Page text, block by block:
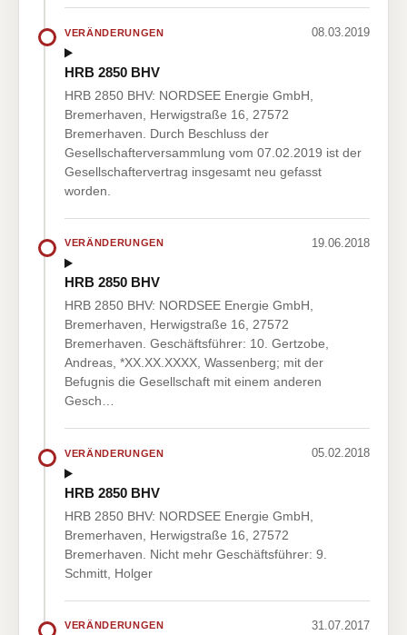
VERÄNDERUNGEN 08.03.2019
HRB 2850 BHV
HRB 2850 BHV: NORDSEE Energie GmbH,
Bremerhaven, Herwigstraße 16, 27572
Bremerhaven. Durch Beschluss der
Gesellschafterversammlung vom 07.02.2019 ist der
Gesellschaftervertrag insgesamt neu gefasst
worden.
VERÄNDERUNGEN 19.06.2018
HRB 2850 BHV
HRB 2850 BHV: NORDSEE Energie GmbH,
Bremerhaven, Herwigstraße 16, 27572
Bremerhaven. Geschäftsführer: 10. Gertzobe,
Andreas, *XX.XX.XXXX, Wassenberg; mit der
Befugnis die Gesellschaft mit einem anderen
Gesch…
VERÄNDERUNGEN 05.02.2018
HRB 2850 BHV
HRB 2850 BHV: NORDSEE Energie GmbH,
Bremerhaven, Herwigstraße 16, 27572
Bremerhaven. Nicht mehr Geschäftsführer: 9.
Schmitt, Holger
VERÄNDERUNGEN 31.07.2017